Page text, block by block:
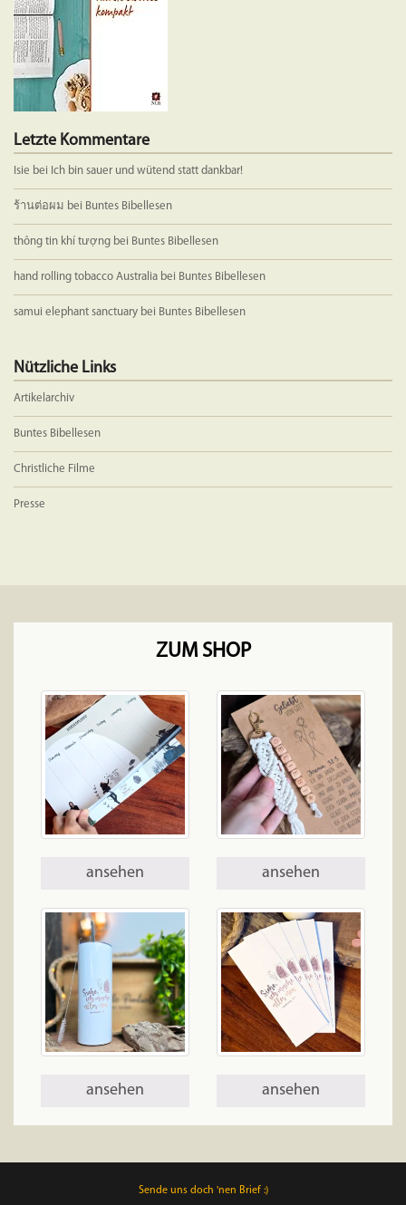
Letzte Kommentare
Isie bei Ich bin sauer und wütend statt dankbar!
ร้านต่อผม bei Buntes Bibellesen
thông tin khí tượng bei Buntes Bibellesen
hand rolling tobacco Australia bei Buntes Bibellesen
samui elephant sanctuary bei Buntes Bibellesen
Nützliche Links
Artikelarchiv
Buntes Bibellesen
Christliche Filme
Presse
ZUM SHOP
ansehen ansehen
ansehen ansehen
Sende uns doch 'nen Brief :)